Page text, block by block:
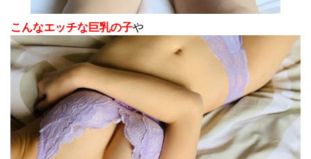
こんなエッチな巨乳の子や